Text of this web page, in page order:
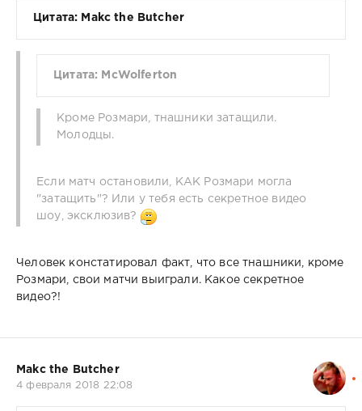
Цитата: Makc the Butcher
Цитата: McWolferton
Кроме Розмари, тнашники затащили.
Молодцы.
Если матч остановили, КАК Розмари могла
"затащить"? Или у тебя есть секретное видео
шоу, эксклюзив?
Человек констатировал факт, что все тнашники, кроме
Розмари, свои матчи выиграли. Какое секретное
видео?!
Makc the Butcher
4 февраля 2018 22:08